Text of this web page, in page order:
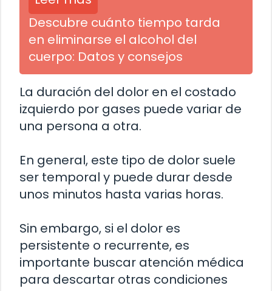
Descubre cuánto tiempo tarda
en eliminarse el alcohol del
cuerpo: Datos y consejos
La duración del dolor en el costado
izquierdo por gases puede variar de
una persona a otra.
En general, este tipo de dolor suele
ser temporal y puede durar desde
unos minutos hasta varias horas.
Sin embargo, si el dolor es
persistente o recurrente, es
importante buscar atención médica
para descartar otras condiciones